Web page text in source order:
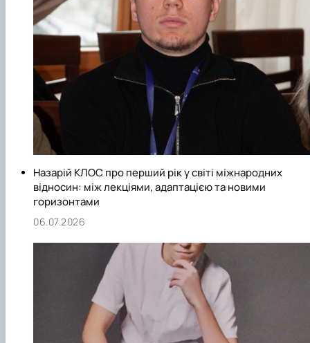
Назарій КЛОС про перший рік у світі міжнародних
відносин: між лекціями, адаптацією та новими
горизонтами
06.07.2026